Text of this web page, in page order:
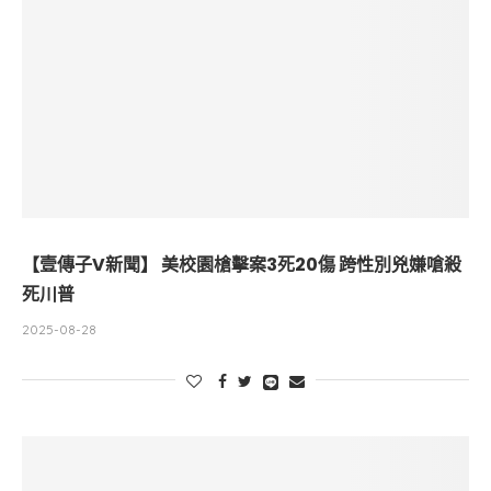
【壹傳子V新聞】 美校園槍擊案3死20傷 跨性別兇嫌嗆殺
死川普
2025-08-28